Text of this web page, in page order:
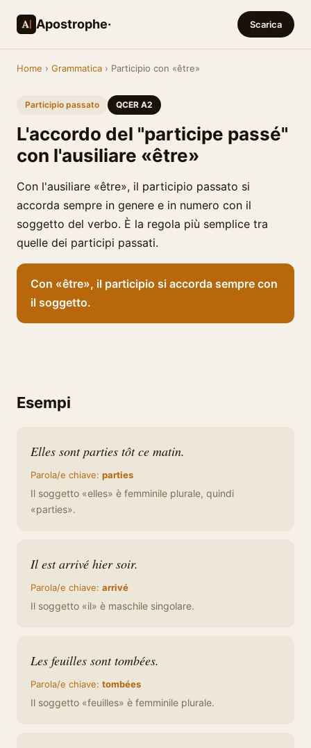
Apostrophe· Scarica
Home › Grammatica › Participio con «être»
Participio passato QCER A2
L'accordo del "participe passé"
con l'ausiliare «être»
Con l'ausiliare «être», il participio passato si
accorda sempre in genere e in numero con il
soggetto del verbo. È la regola più semplice tra
quelle dei participi passati.
Con «être», il participio si accorda sempre con
il soggetto.
Esempi
Elles sont parties tôt ce matin.
Parola/e chiave: parties
Il soggetto «elles» è femminile plurale, quindi
«parties».
Il est arrivé hier soir.
Parola/e chiave: arrivé
Il soggetto «il» è maschile singolare.
Les feuilles sont tombées.
Parola/e chiave: tombées
Il soggetto «feuilles» è femminile plurale.